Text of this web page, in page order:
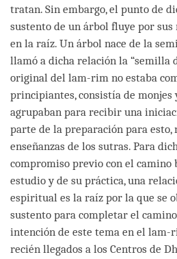
tratan. Sin embargo, el punto de
sustento de un árbol fluye por sus
en la raíz. Un árbol nace de la
llamó a dicha relación la “semilla
original del lam-rim no estaba
principiantes, consistía de monjes
agrupaban para recibir una
parte de la preparación para esto,
enseñanzas de los sutras. Para
compromiso previo con el
estudio y de su práctica, una
espiritual es la raíz por la que se
sustento para completar el
intención de este tema en el lam-
recién llegados a los Centros de